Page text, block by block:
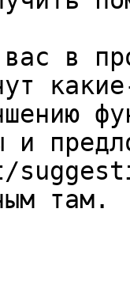
в
и
там.